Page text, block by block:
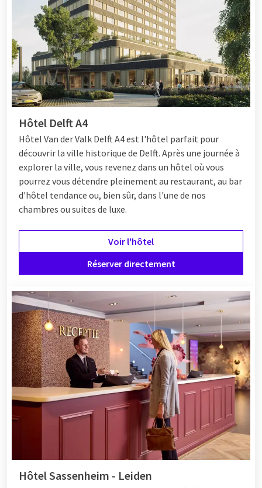
profiter d'un séjour de détente avec des équipements
modernes. L'hôtel est un choix populaire, idéalement situé
entre le centre de La Haye et la plage de Scheveningen. Vous
pourrez notamment profiter de chambres luxueuses et d'un
copieux petit-déjeuner buffet. Vous cherchez un bon
restaurant à La Haye pour dîner ? Van der Valk La Haye
propose également un excellentrestaurantoù vous pourrez
déjeuner ou dîner dans un environnement attrayant. Cet hôtel
constitue le point de départ idéal pour une soirée ou une nuit
de détente.
Hôtel Delft A4
Hôtel Van der Valk Delft A4 est l'hôtel parfait pour
découvrir la ville historique de Delft. Après une journée à
explorer la ville, vous revenez dans un hôtel où vous
pourrez vous détendre pleinement au restaurant, au bar
d'hôtel tendance ou, bien sûr, dans l'une de nos
chambres ou suites de luxe.
Voir l'hôtel
Réserver directement
Hôtel Sassenheim - Leiden